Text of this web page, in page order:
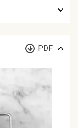
PDF